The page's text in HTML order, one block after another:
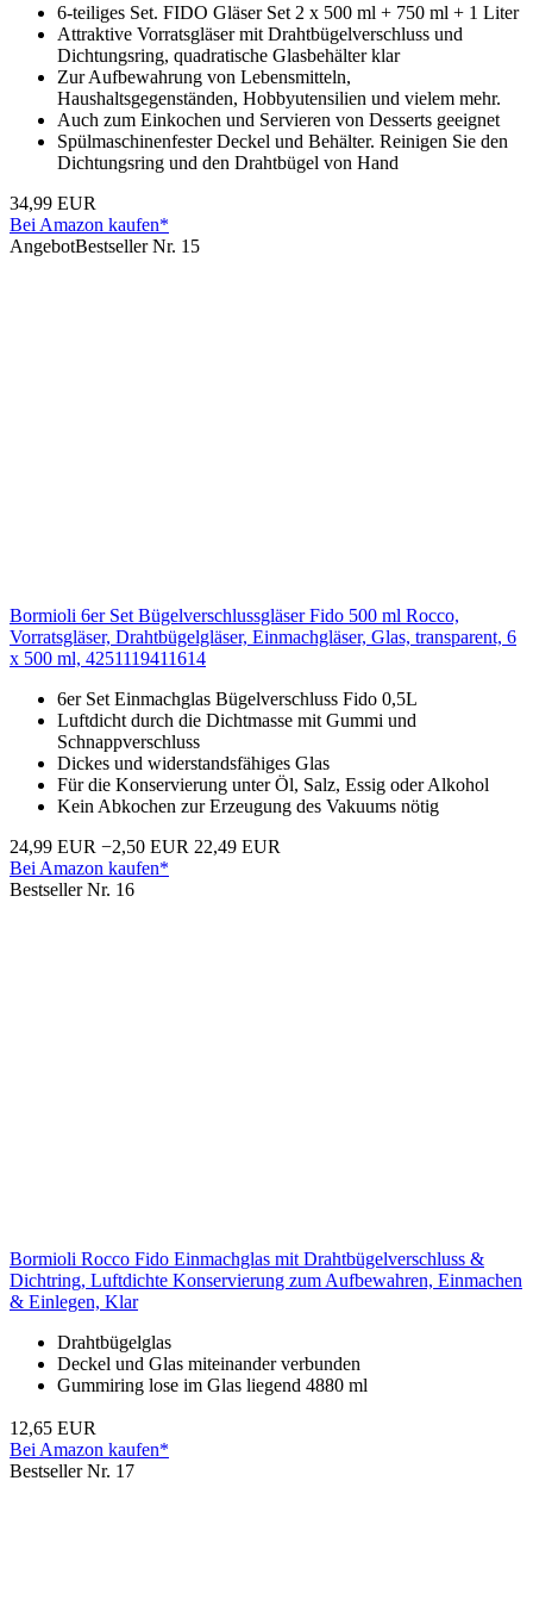
6-teiliges Set. FIDO Gläser Set 2 x 500 ml + 750 ml + 1 Liter
Attraktive Vorratsgläser mit Drahtbügelverschluss und
Dichtungsring, quadratische Glasbehälter klar
Zur Aufbewahrung von Lebensmitteln,
Haushaltsgegenständen, Hobbyutensilien und vielem mehr.
Auch zum Einkochen und Servieren von Desserts geeignet
Spülmaschinenfester Deckel und Behälter. Reinigen Sie den
Dichtungsring und den Drahtbügel von Hand
34,99 EUR
Bei Amazon kaufen*
AngebotBestseller Nr. 15
Bormioli 6er Set Bügelverschlussgläser Fido 500 ml Rocco,
Vorratsgläser, Drahtbügelgläser, Einmachgläser, Glas, transparent, 6
x 500 ml, 4251119411614
6er Set Einmachglas Bügelverschluss Fido 0,5L
Luftdicht durch die Dichtmasse mit Gummi und
Schnappverschluss
Dickes und widerstandsfähiges Glas
Für die Konservierung unter Öl, Salz, Essig oder Alkohol
Kein Abkochen zur Erzeugung des Vakuums nötig
24,99 EUR −2,50 EUR 22,49 EUR
Bei Amazon kaufen*
Bestseller Nr. 16
Bormioli Rocco Fido Einmachglas mit Drahtbügelverschluss &
Dichtring, Luftdichte Konservierung zum Aufbewahren, Einmachen
& Einlegen, Klar
Drahtbügelglas
Deckel und Glas miteinander verbunden
Gummiring lose im Glas liegend 4880 ml
12,65 EUR
Bei Amazon kaufen*
Bestseller Nr. 17